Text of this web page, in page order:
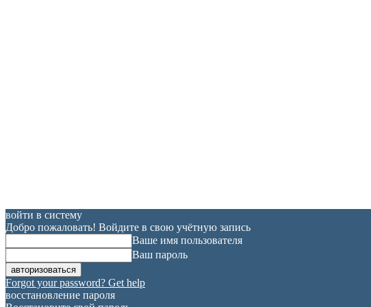
войти в систему
Добро пожаловать! Войдите в свою учётную запись
Ваше имя пользователя
Ваш пароль
Forgot your password? Get help
восстановление пароля